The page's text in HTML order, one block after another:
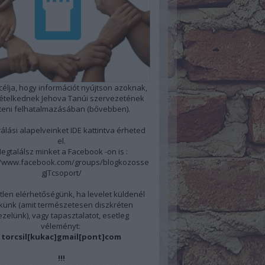
hogy információt nyújtson azoknak,
Jehova Tanúi szervezetének
felhatalmazásában (bővebben).
alapelveinket IDE kattintva érheted
el.
minket a Facebook -on is :
groups/blogkozosse
gJTcsoport/
elérhetőségünk, ha levelet küldenél
(amit természetesen diszkréten
vagy tapasztalatot, esetleg
véleményt:
torcsil[kukac]gmail[pont]com
!!!